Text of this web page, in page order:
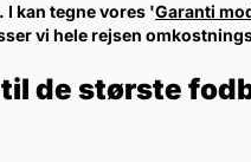
kan tegne vores 'Garanti
vi hele rejsen
til de største